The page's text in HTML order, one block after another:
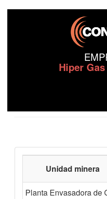
Hiper
Unidad minera
Planta Envasadora de